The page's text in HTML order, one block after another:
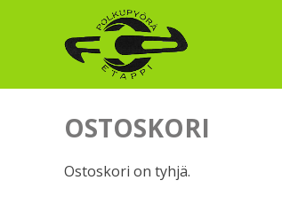
OSTOSKORI
Ostoskori on tyhjä.